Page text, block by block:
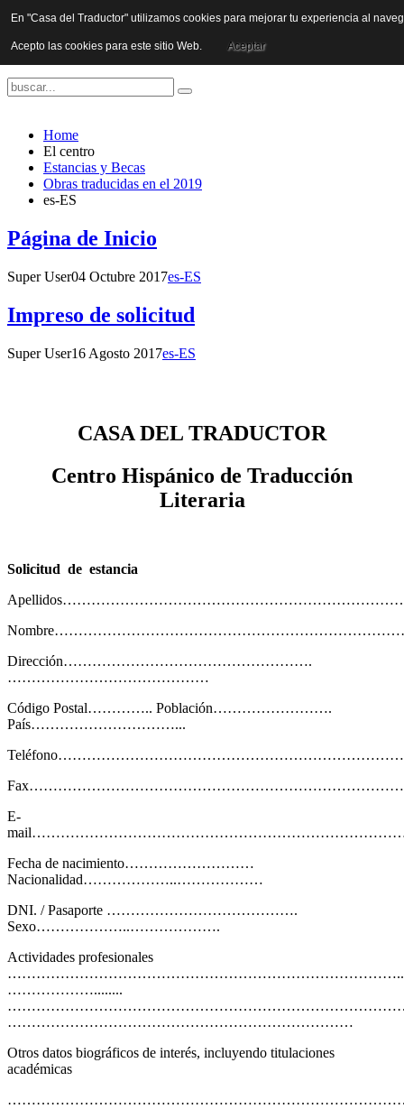
Home
El centro
Estancias y Becas
Obras traducidas en el 2019
es-ES
Página de Inicio
Super User04 Octubre 2017es-ES
Impreso de solicitud
Super User16 Agosto 2017es-ES
CASA DEL TRADUCTOR
Centro Hispánico de Traducción
Literaria
Solicitud de estancia
Dirección…………………………………………….
……………………………………
Código Postal………….. Población…………………….
País…………………………...
E-
Fecha de nacimiento………………………
Nacionalidad………………..………………
DNI. / Pasaporte ………………………………….
Sexo………………..……………….
Actividades profesionales
………………………………………………………………………..
………………........
………………………………………………………………
Otros datos biográficos de interés, incluyendo titulaciones
académicas
En "Casa del Traductor" utilizamos cookies para mejorar tu experiencia al
Acepto las cookies para este sitio Web. Aceptar